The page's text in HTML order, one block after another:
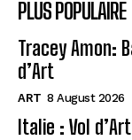
PLUS POPULAIRE
Tracey Amon:
d’Art
ART 8 August 2026
Italie : Vol